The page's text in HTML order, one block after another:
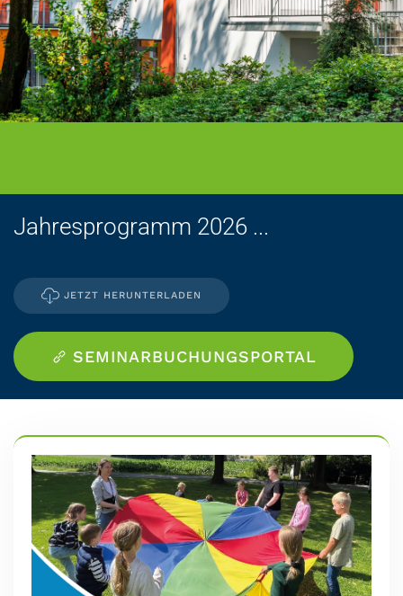
Jahresprogramm 2026 ...
JETZT HERUNTERLADEN
SEMINARBUCHUNGSPORTAL